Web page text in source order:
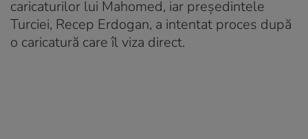
caricaturilor lui Mahomed, iar președintele
Turciei, Recep Erdogan, a intentat proces după
o caricatură care îl viza direct.